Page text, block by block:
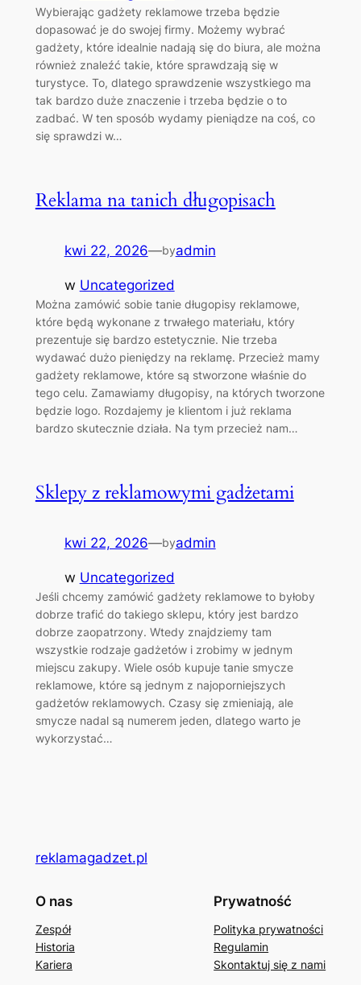
Wybierając gadżety reklamowe trzeba będzie
dopasować je do swojej firmy. Możemy wybrać
gadżety, które idealnie nadają się do biura, ale można
również znaleźć takie, które sprawdzają się w
turystyce. To, dlatego sprawdzenie wszystkiego ma
tak bardzo duże znaczenie i trzeba będzie o to
zadbać. W ten sposób wydamy pieniądze na coś, co
się sprawdzi w…
Reklama na tanich długopisach
kwi 22, 2026—byadmin
w Uncategorized
Można zamówić sobie tanie długopisy reklamowe,
które będą wykonane z trwałego materiału, który
prezentuje się bardzo estetycznie. Nie trzeba
wydawać dużo pieniędzy na reklamę. Przecież mamy
gadżety reklamowe, które są stworzone właśnie do
tego celu. Zamawiamy długopisy, na których tworzone
będzie logo. Rozdajemy je klientom i już reklama
bardzo skutecznie działa. Na tym przecież nam…
Sklepy z reklamowymi gadżetami
kwi 22, 2026—byadmin
w Uncategorized
Jeśli chcemy zamówić gadżety reklamowe to byłoby
dobrze trafić do takiego sklepu, który jest bardzo
dobrze zaopatrzony. Wtedy znajdziemy tam
wszystkie rodzaje gadżetów i zrobimy w jednym
miejscu zakupy. Wiele osób kupuje tanie smycze
reklamowe, które są jednym z najoporniejszych
gadżetów reklamowych. Czasy się zmieniają, ale
smycze nadal są numerem jeden, dlatego warto je
wykorzystać…
reklamagadzet.pl
O nas
Zespół
Historia
Kariera
Prywatność
Polityka prywatności
Regulamin
Skontaktuj się z nami